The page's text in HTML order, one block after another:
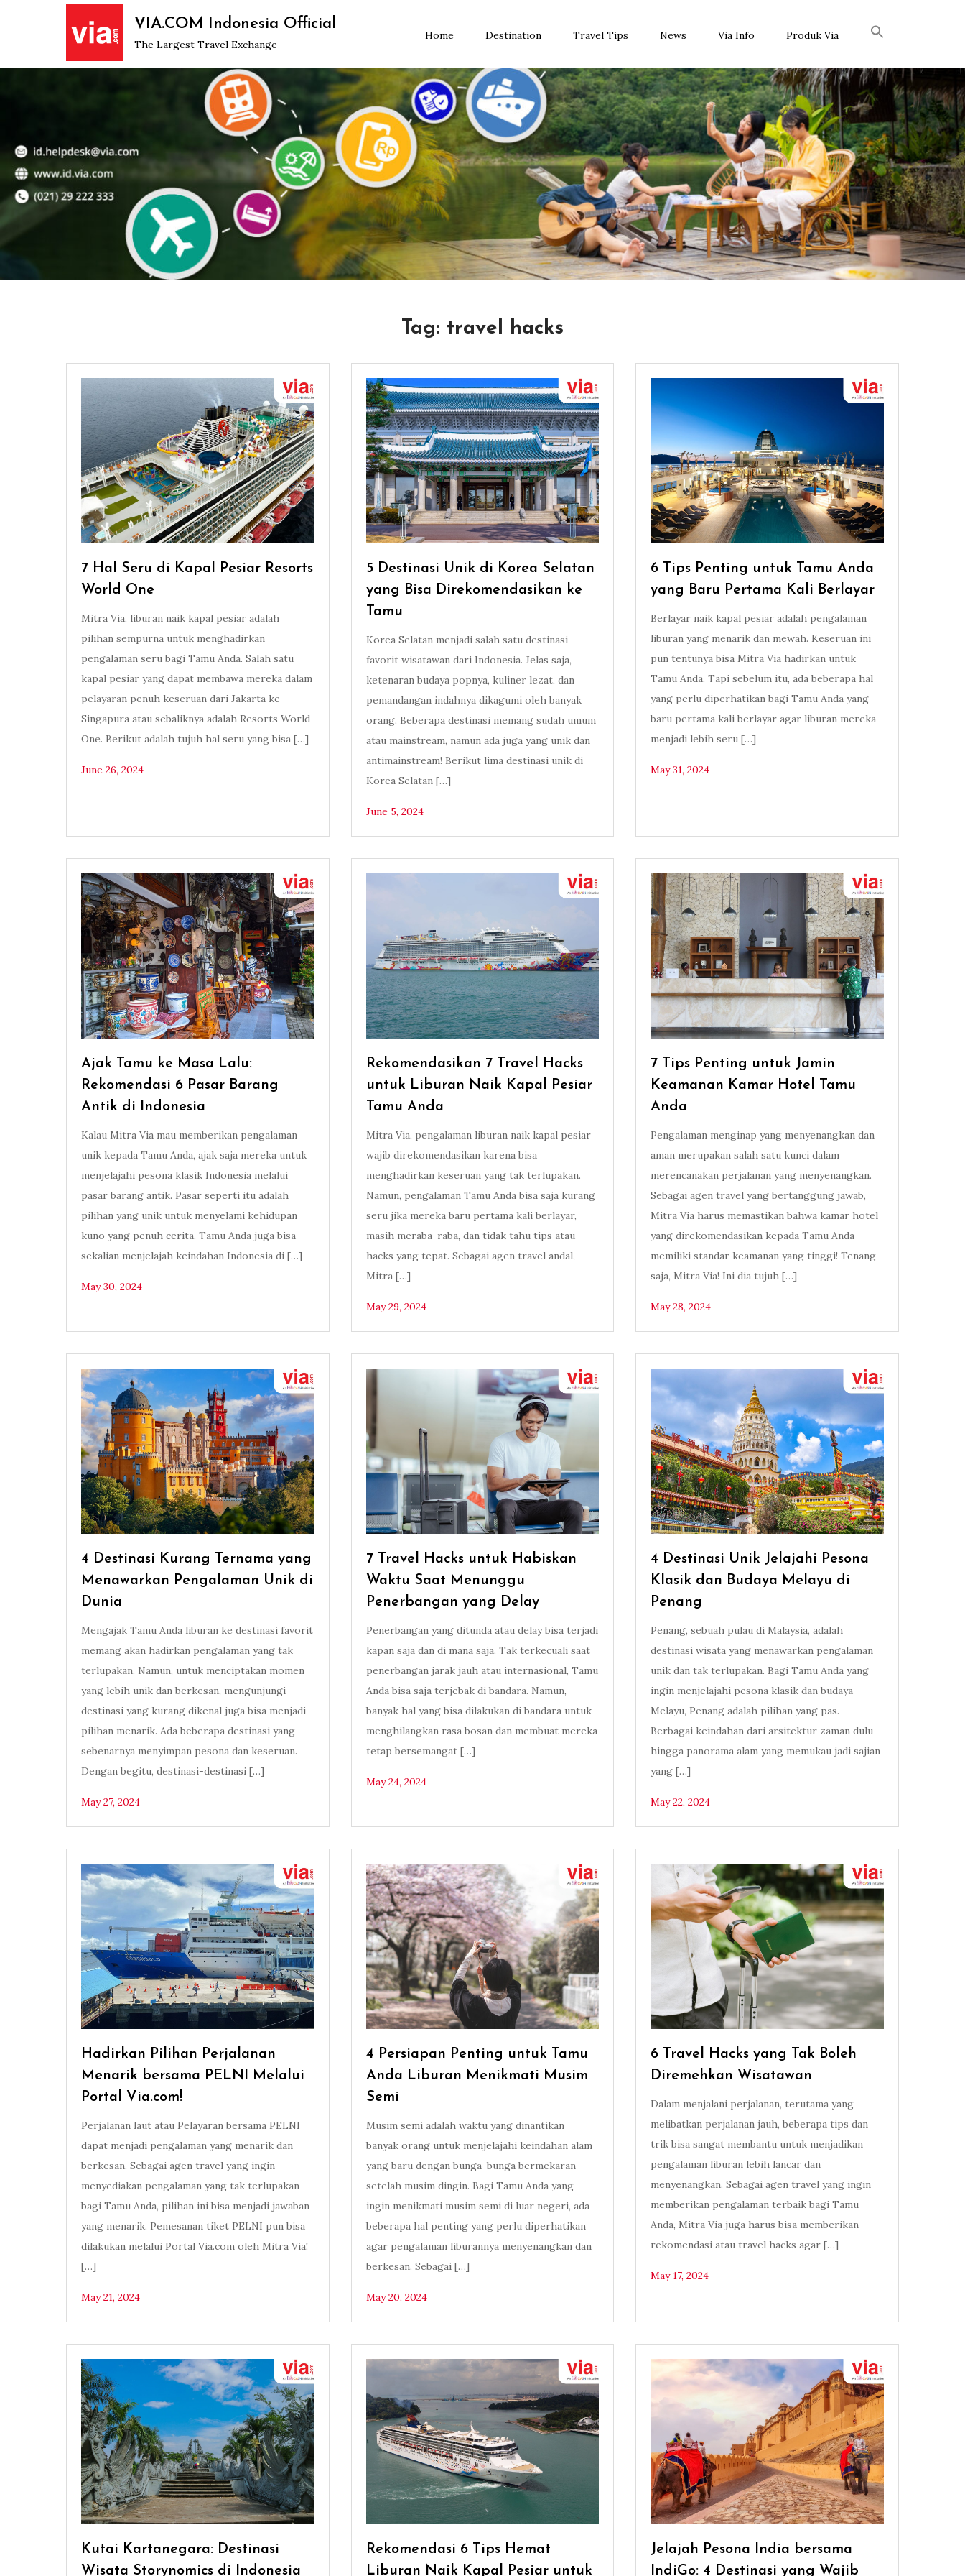
VIA.COM Indonesia Official
The Largest Travel Exchange
Home Destination Travel Tips News Via Info Produk Via
Tag: travel hacks
7 Hal Seru di Kapal Pesiar Resorts
World One
Mitra Via, liburan naik kapal pesiar adalah
pilihan sempurna untuk menghadirkan
pengalaman seru bagi Tamu Anda. Salah satu
kapal pesiar yang dapat membawa mereka dalam
pelayaran penuh keseruan dari Jakarta ke
Singapura atau sebaliknya adalah Resorts World
One. Berikut adalah tujuh hal seru yang bisa […]
June 26, 2024
5 Destinasi Unik di Korea Selatan
yang Bisa Direkomendasikan ke
Tamu
Korea Selatan menjadi salah satu destinasi
favorit wisatawan dari Indonesia. Jelas saja,
ketenaran budaya popnya, kuliner lezat, dan
pemandangan indahnya dikagumi oleh banyak
orang. Beberapa destinasi memang sudah umum
atau mainstream, namun ada juga yang unik dan
antimainstream! Berikut lima destinasi unik di
Korea Selatan […]
June 5, 2024
6 Tips Penting untuk Tamu Anda
yang Baru Pertama Kali Berlayar
Berlayar naik kapal pesiar adalah pengalaman
liburan yang menarik dan mewah. Keseruan ini
pun tentunya bisa Mitra Via hadirkan untuk
Tamu Anda. Tapi sebelum itu, ada beberapa hal
yang perlu diperhatikan bagi Tamu Anda yang
baru pertama kali berlayar agar liburan mereka
menjadi lebih seru […]
May 31, 2024
Ajak Tamu ke Masa Lalu:
Rekomendasi 6 Pasar Barang
Antik di Indonesia
Kalau Mitra Via mau memberikan pengalaman
unik kepada Tamu Anda, ajak saja mereka untuk
menjelajahi pesona klasik Indonesia melalui
pasar barang antik. Pasar seperti itu adalah
pilihan yang unik untuk menyelami kehidupan
kuno yang penuh cerita. Tamu Anda juga bisa
sekalian menjelajah keindahan Indonesia di […]
May 30, 2024
Rekomendasikan 7 Travel Hacks
untuk Liburan Naik Kapal Pesiar
Tamu Anda
Mitra Via, pengalaman liburan naik kapal pesiar
wajib direkomendasikan karena bisa
menghadirkan keseruan yang tak terlupakan.
Namun, pengalaman Tamu Anda bisa saja kurang
seru jika mereka baru pertama kali berlayar,
masih meraba-raba, dan tidak tahu tips atau
hacks yang tepat. Sebagai agen travel andal,
Mitra […]
May 29, 2024
7 Tips Penting untuk Jamin
Keamanan Kamar Hotel Tamu
Anda
Pengalaman menginap yang menyenangkan dan
aman merupakan salah satu kunci dalam
merencanakan perjalanan yang menyenangkan.
Sebagai agen travel yang bertanggung jawab,
Mitra Via harus memastikan bahwa kamar hotel
yang direkomendasikan kepada Tamu Anda
memiliki standar keamanan yang tinggi! Tenang
saja, Mitra Via! Ini dia tujuh […]
May 28, 2024
4 Destinasi Kurang Ternama yang
Menawarkan Pengalaman Unik di
Dunia
Mengajak Tamu Anda liburan ke destinasi favorit
memang akan hadirkan pengalaman yang tak
terlupakan. Namun, untuk menciptakan momen
yang lebih unik dan berkesan, mengunjungi
destinasi yang kurang dikenal juga bisa menjadi
pilihan menarik. Ada beberapa destinasi yang
sebenarnya menyimpan pesona dan keseruan.
Dengan begitu, destinasi-destinasi […]
May 27, 2024
7 Travel Hacks untuk Habiskan
Waktu Saat Menunggu
Penerbangan yang Delay
Penerbangan yang ditunda atau delay bisa terjadi
kapan saja dan di mana saja. Tak terkecuali saat
penerbangan jarak jauh atau internasional, Tamu
Anda bisa saja terjebak di bandara. Namun,
banyak hal yang bisa dilakukan di bandara untuk
menghilangkan rasa bosan dan membuat mereka
tetap bersemangat […]
May 24, 2024
4 Destinasi Unik Jelajahi Pesona
Klasik dan Budaya Melayu di
Penang
Penang, sebuah pulau di Malaysia, adalah
destinasi wisata yang menawarkan pengalaman
unik dan tak terlupakan. Bagi Tamu Anda yang
ingin menjelajahi pesona klasik dan budaya
Melayu, Penang adalah pilihan yang pas.
Berbagai keindahan dari arsitektur zaman dulu
hingga panorama alam yang memukau jadi sajian
yang […]
May 22, 2024
Hadirkan Pilihan Perjalanan
Menarik bersama PELNI Melalui
Portal Via.com!
Perjalanan laut atau Pelayaran bersama PELNI
dapat menjadi pengalaman yang menarik dan
berkesan. Sebagai agen travel yang ingin
menyediakan pengalaman yang tak terlupakan
bagi Tamu Anda, pilihan ini bisa menjadi jawaban
yang menarik. Pemesanan tiket PELNI pun bisa
dilakukan melalui Portal Via.com oleh Mitra Via!
[…]
May 21, 2024
4 Persiapan Penting untuk Tamu
Anda Liburan Menikmati Musim
Semi
Musim semi adalah waktu yang dinantikan
banyak orang untuk menjelajahi keindahan alam
yang baru dengan bunga-bunga bermekaran
setelah musim dingin. Bagi Tamu Anda yang
ingin menikmati musim semi di luar negeri, ada
beberapa hal penting yang perlu diperhatikan
agar pengalaman liburannya menyenangkan dan
berkesan. Sebagai […]
May 20, 2024
6 Travel Hacks yang Tak Boleh
Diremehkan Wisatawan
Dalam menjalani perjalanan, terutama yang
melibatkan perjalanan jauh, beberapa tips dan
trik bisa sangat membantu untuk menjadikan
pengalaman liburan lebih lancar dan
menyenangkan. Sebagai agen travel yang ingin
memberikan pengalaman terbaik bagi Tamu
Anda, Mitra Via juga harus bisa memberikan
rekomendasi atau travel hacks agar […]
May 17, 2024
Kutai Kartanegara: Destinasi
Wisata Storynomics di Indonesia
Rekomendasi 6 Tips Hemat
Liburan Naik Kapal Pesiar untuk
Jelajah Pesona India bersama
IndiGo: 4 Destinasi yang Wajib